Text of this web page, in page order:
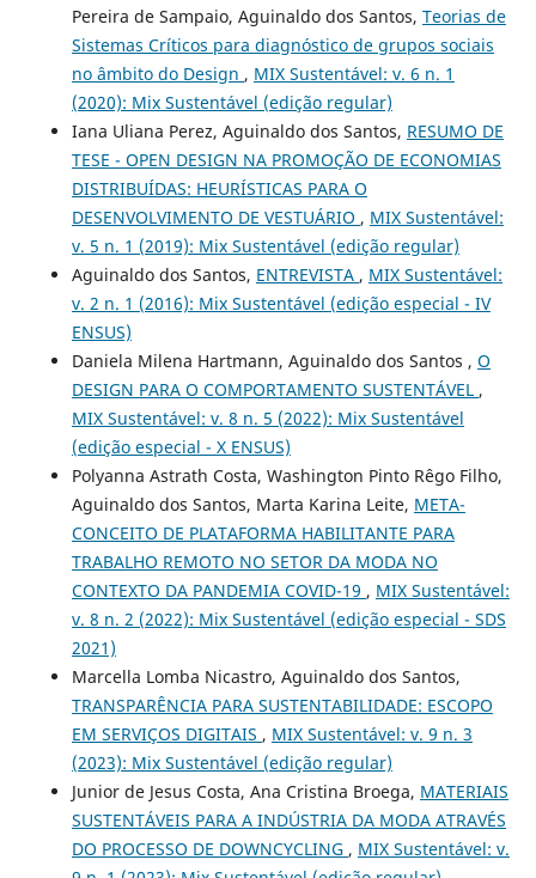
Pereira de Sampaio, Aguinaldo dos Santos, Teorias de
Sistemas Críticos para diagnóstico de grupos sociais
no âmbito do Design , MIX Sustentável: v. 6 n. 1
(2020): Mix Sustentável (edição regular)
Iana Uliana Perez, Aguinaldo dos Santos, RESUMO DE
TESE - OPEN DESIGN NA PROMOÇÃO DE ECONOMIAS
DISTRIBUÍDAS: HEURÍSTICAS PARA O
DESENVOLVIMENTO DE VESTUÁRIO , MIX Sustentável:
v. 5 n. 1 (2019): Mix Sustentável (edição regular)
Aguinaldo dos Santos, ENTREVISTA , MIX Sustentável:
v. 2 n. 1 (2016): Mix Sustentável (edição especial - IV
ENSUS)
Daniela Milena Hartmann, Aguinaldo dos Santos , O
DESIGN PARA O COMPORTAMENTO SUSTENTÁVEL ,
MIX Sustentável: v. 8 n. 5 (2022): Mix Sustentável
(edição especial - X ENSUS)
Polyanna Astrath Costa, Washington Pinto Rêgo Filho,
Aguinaldo dos Santos, Marta Karina Leite, META-
CONCEITO DE PLATAFORMA HABILITANTE PARA
TRABALHO REMOTO NO SETOR DA MODA NO
CONTEXTO DA PANDEMIA COVID-19 , MIX Sustentável:
v. 8 n. 2 (2022): Mix Sustentável (edição especial - SDS
2021)
Marcella Lomba Nicastro, Aguinaldo dos Santos,
TRANSPARÊNCIA PARA SUSTENTABILIDADE: ESCOPO
EM SERVIÇOS DIGITAIS , MIX Sustentável: v. 9 n. 3
(2023): Mix Sustentável (edição regular)
Junior de Jesus Costa, Ana Cristina Broega, MATERIAIS
SUSTENTÁVEIS PARA A INDÚSTRIA DA MODA ATRAVÉS
DO PROCESSO DE DOWNCYCLING , MIX Sustentável: v.